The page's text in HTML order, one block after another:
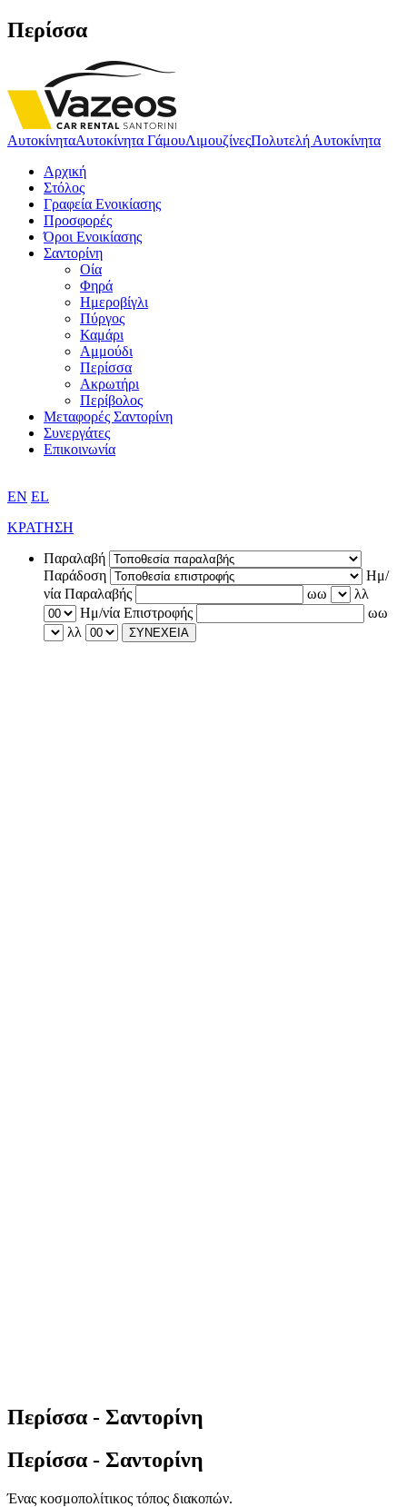
Περίσσα
ΑυτοκίνηταΑυτοκίνητα ΓάμουΛιμουζίνεςΠολυτελή Αυτοκίνητα
Αρχική
Στόλος
Γραφεία Ενοικίασης
Προσφορές
Όροι Ενοικίασης
Σαντορίνη
Οία
Φηρά
Ημεροβίγλι
Πύργος
Καμάρι
Αμμούδι
Περίσσα
Ακρωτήρι
Περίβολος
Μεταφορές Σαντορίνη
Συνεργάτες
Επικοινωνία
EN EL
ΚΡΑΤΗΣΗ
Παραλαβή
Παράδοση
Ημ/
νία Παραλαβής
ωω
λλ
Ημ/νία Επιστροφής
ωω
λλ
ΣΥΝΕΧΕΙΑ
Περίσσα - Σαντορίνη
Περίσσα - Σαντορίνη
Ένας κοσμοπολίτικος τόπος διακοπών.